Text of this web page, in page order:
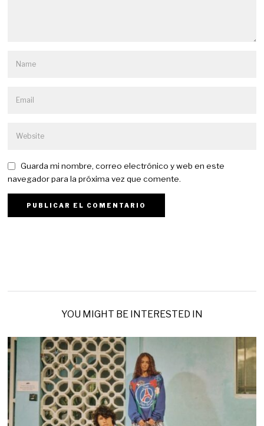
Guarda mi nombre, correo electrónico y web en este
navegador para la próxima vez que comente.
YOU MIGHT BE INTERESTED IN